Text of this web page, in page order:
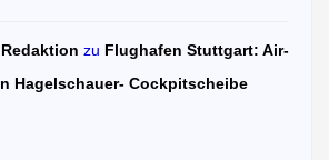
zu Flughafen Stuttgart: Air-
Hagelschauer- Cockpitscheibe